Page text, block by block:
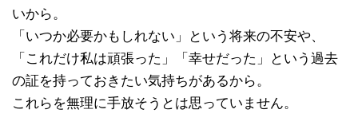
いから。
「いつか必要かもしれない」という将来の不安や、
「これだけ私は頑張った」「幸せだった」という過去
の証を持っておきたい気持ちがあるから。
これらを無理に手放そうとは思っていません。